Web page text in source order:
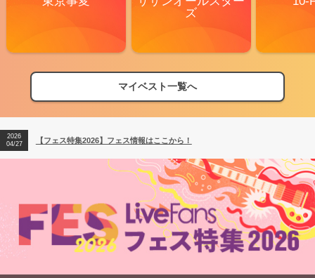
ズ
マイベスト一覧へ
【ライブ動員ランキング】2026年上半期編発表！
【フェス特集2026】フェス情報はここから！
2026
07/28
【ライブ動員ランキング】2026年上半期編発表！